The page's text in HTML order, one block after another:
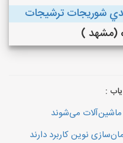
شوريجات ترشيجات
:
می‌شوند
نوین کاربرد دارند